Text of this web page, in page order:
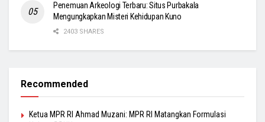
Penemuan Arkeologi Terbaru: Situs Purbakala
Mengungkapkan Misteri Kehidupan Kuno
2403 SHARES
Recommended
Ketua MPR RI Ahmad Muzani: MPR RI Matangkan Formulasi